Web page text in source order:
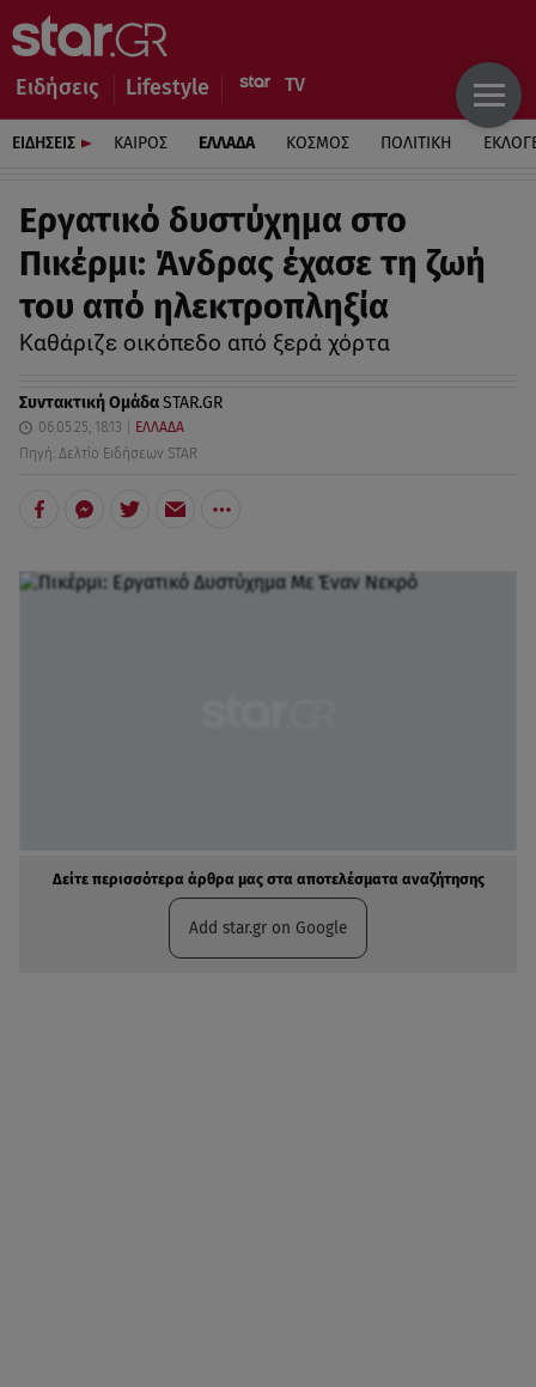
Ειδήσεις Lifestyle
ΕΙΔΗΣΕΙΣ ΚΑΙΡΟΣ ΕΛΛΑΔΑ ΚΟΣΜΟΣ ΠΟΛΙΤΙΚΗ
Εργατικό δυστύχημα στο
Πικέρμι: Άνδρας έχασε τη ζωή
του από ηλεκτροπληξία
Καθάριζε οικόπεδο από ξερά χόρτα
Συντακτική ΟμάδαSTAR.GR
06.05.25, 18:13
ΕΛΛΑΔΑ
Πηγή: Δελτίο Ειδήσεων STAR
Δείτε περισσότερα άρθρα μας στα αποτελέσματα αναζήτησης
Add star.gr on Google